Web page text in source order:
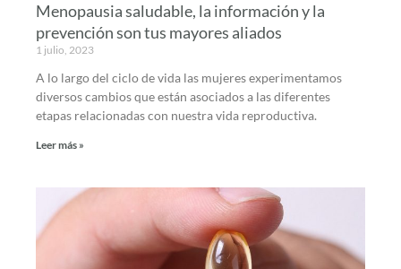
Menopausia saludable, la información y la
prevención son tus mayores aliados
1 julio, 2023
A lo largo del ciclo de vida las mujeres experimentamos
diversos cambios que están asociados a las diferentes
etapas relacionadas con nuestra vida reproductiva.
Leer más »